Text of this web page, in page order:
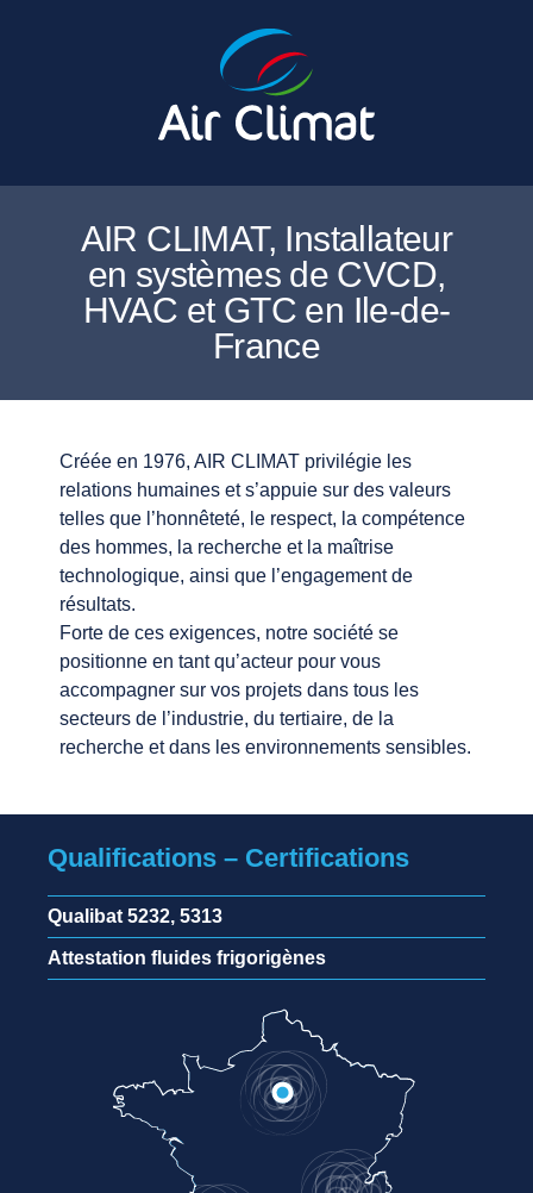
AIR CLIMAT, Installateur
en systèmes de CVCD,
HVAC et GTC en Ile-de-
France
Créée en 1976, AIR CLIMAT privilégie les
relations humaines et s’appuie sur des valeurs
telles que l’honnêteté, le respect, la compétence
des hommes, la recherche et la maîtrise
technologique, ainsi que l’engagement de
résultats.
Forte de ces exigences, notre société se
positionne en tant qu’acteur pour vous
accompagner sur vos projets dans tous les
secteurs de l’industrie, du tertiaire, de la
recherche et dans les environnements sensibles.
Qualifications – Certifications
Qualibat 5232, 5313
Attestation fluides frigorigènes